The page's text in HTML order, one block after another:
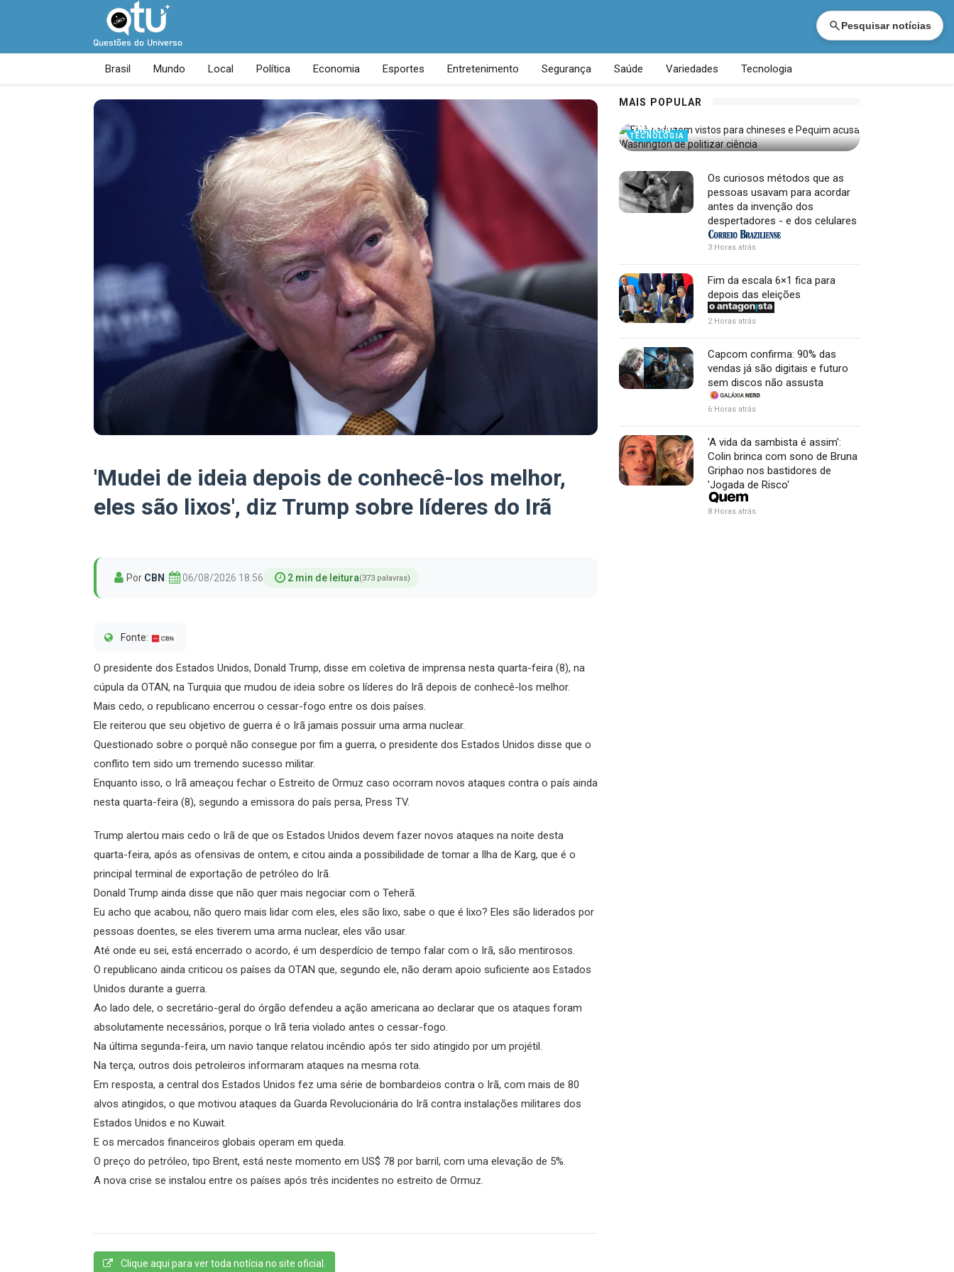
Pesquisar notícias
Brasil Mundo Local Política Economia Esportes Entretenimento Segurança Saúde Variedades Tecnologia
'Mudei de ideia depois de conhecê-los melhor,
eles são lixos', diz Trump sobre líderes do Irã
Por CBN 06/08/2026 18:56 2 min de leitura(373 palavras)
Fonte:
O presidente dos Estados Unidos, Donald Trump, disse em coletiva de imprensa nesta quarta-feira (8), na
cúpula da OTAN, na Turquia que mudou de ideia sobre os líderes do Irã depois de conhecê-los melhor.
Mais cedo, o republicano encerrou o cessar-fogo entre os dois países.
Ele reiterou que seu objetivo de guerra é o Irã jamais possuir uma arma nuclear.
Questionado sobre o porquê não consegue por fim a guerra, o presidente dos Estados Unidos disse que o
conflito tem sido um tremendo sucesso militar.
Enquanto isso, o Irã ameaçou fechar o Estreito de Ormuz caso ocorram novos ataques contra o país ainda
nesta quarta-feira (8), segundo a emissora do país persa, Press TV.
Trump alertou mais cedo o Irã de que os Estados Unidos devem fazer novos ataques na noite desta
quarta-feira, após as ofensivas de ontem, e citou ainda a possibilidade de tomar a Ilha de Karg, que é o
principal terminal de exportação de petróleo do Irã.
Donald Trump ainda disse que não quer mais negociar com o Teherã.
Eu acho que acabou, não quero mais lidar com eles, eles são lixo, sabe o que é lixo? Eles são liderados por
pessoas doentes, se eles tiverem uma arma nuclear, eles vão usar.
Até onde eu sei, está encerrado o acordo, é um desperdício de tempo falar com o Irã, são mentirosos.
O republicano ainda criticou os países da OTAN que, segundo ele, não deram apoio suficiente aos Estados
Unidos durante a guerra.
Ao lado dele, o secretário-geral do órgão defendeu a ação americana ao declarar que os ataques foram
absolutamente necessários, porque o Irã teria violado antes o cessar-fogo.
Na última segunda-feira, um navio tanque relatou incêndio após ter sido atingido por um projétil.
Na terça, outros dois petroleiros informaram ataques na mesma rota.
Em resposta, a central dos Estados Unidos fez uma série de bombardeios contra o Irã, com mais de 80
alvos atingidos, o que motivou ataques da Guarda Revolucionária do Irã contra instalações militares dos
Estados Unidos e no Kuwait.
E os mercados financeiros globais operam em queda.
O preço do petróleo, tipo Brent, está neste momento em US$ 78 por barril, com uma elevação de 5%.
A nova crise se instalou entre os países após três incidentes no estreito de Ormuz.
Clique aqui para ver toda notícia no site oficial.
MAIS POPULAR
TECNOLOGIA
EUA reduzem vistos para chineses e
ciência
Os curiosos métodos que as
pessoas usavam para acordar
antes da invenção dos
despertadores - e dos celulares
3 Horas atrás
Fim da escala 6×1 fica para
depois das eleições
2 Horas atrás
Capcom confirma: 90% das
vendas já são digitais e futuro
sem discos não assusta
6 Horas atrás
'A vida da sambista é assim':
Colin brinca com sono de Bruna
Griphao nos bastidores de
'Jogada de Risco'
8 Horas atrás